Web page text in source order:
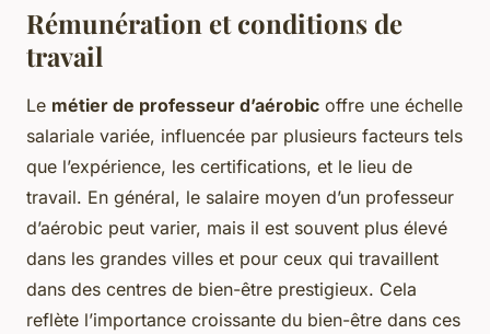
Rémunération et conditions de
travail
Le métier de professeur d’aérobic offre une échelle
salariale variée, influencée par plusieurs facteurs tels
que l’expérience, les certifications, et le lieu de
travail. En général, le salaire moyen d’un professeur
d’aérobic peut varier, mais il est souvent plus élevé
dans les grandes villes et pour ceux qui travaillent
dans des centres de bien-être prestigieux. Cela
reflète l’importance croissante du bien-être dans ces